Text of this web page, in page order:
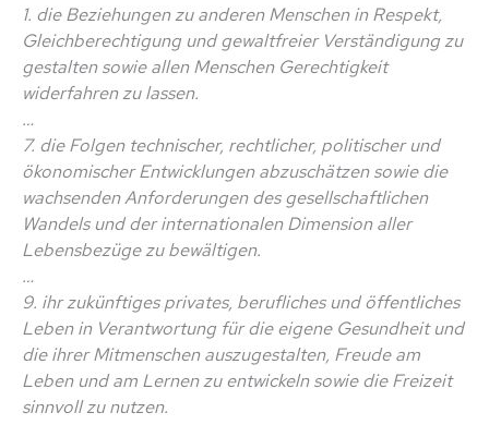
1. die Beziehungen zu anderen Menschen in Respekt,
Gleichberechtigung und gewaltfreier Verständigung zu
gestalten sowie allen Menschen Gerechtigkeit
widerfahren zu lassen.
…
7. die Folgen technischer, rechtlicher, politischer und
ökonomischer Entwicklungen abzuschätzen sowie die
wachsenden Anforderungen des gesellschaftlichen
Wandels und der internationalen Dimension aller
Lebensbezüge zu bewältigen.
…
9. ihr zukünftiges privates, berufliches und öffentliches
Leben in Verantwortung für die eigene Gesundheit und
die ihrer Mitmenschen auszugestalten, Freude am
Leben und am Lernen zu entwickeln sowie die Freizeit
sinnvoll zu nutzen.